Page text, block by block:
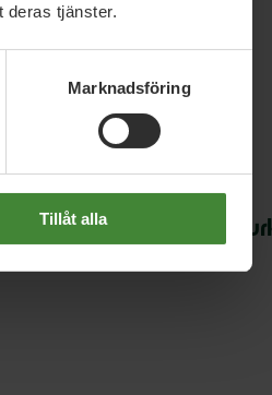
deras tjänster.
Marknadsföring
Tillåt alla
juli 2026
Earth Overshoot Day: